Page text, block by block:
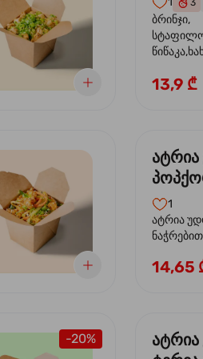
3
ბრინჯი,
სოუსი,
13,9 ₾
ატრია
სოსუით
1
ატრია
ნაჭრებით,
ნიორი)
14,65
-20%